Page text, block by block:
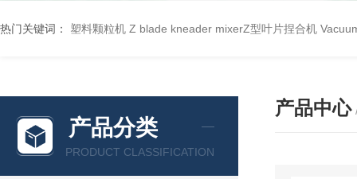
热门关键词： 塑料颗粒机 Z blade kneader mixerZ型叶片捏合机
产品分类
PRODUCT CLASSIFICATION
产品中心